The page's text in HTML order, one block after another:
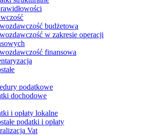
budżetowa
w zakresie operacji
finansowa
podatkowe
dochodowe
i opłaty lokalne
podatki i opłaty
Vat